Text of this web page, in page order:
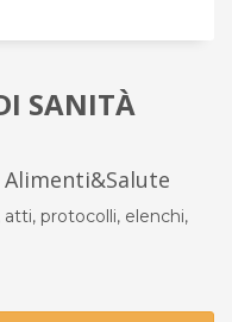
SANITÀ
protocolli, elenchi,